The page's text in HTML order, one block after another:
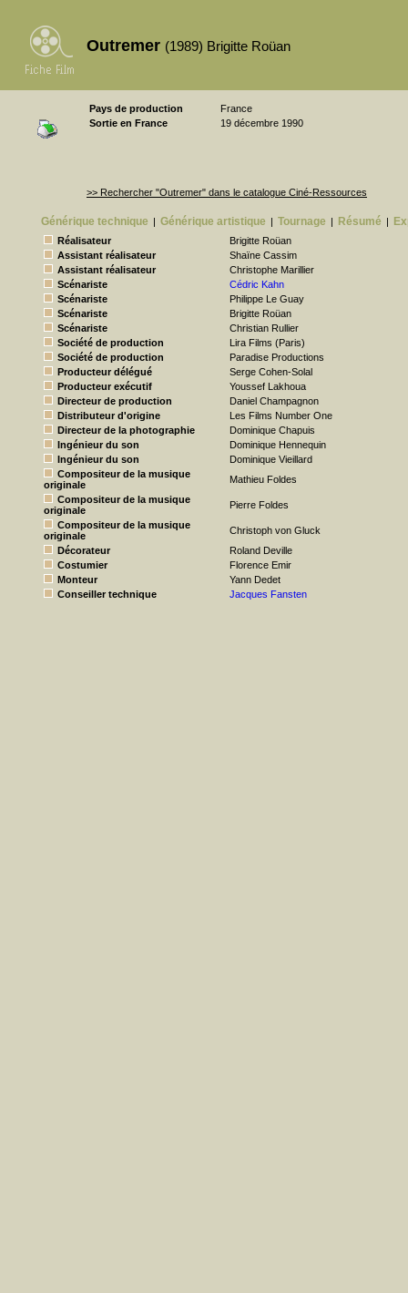
Outremer (1989) Brigitte Roüan
Pays de production
France
Sortie en France
19 décembre 1990
>> Rechercher "Outremer" dans le catalogue Ciné-Ressources
Générique technique | Générique artistique | Tournage | Résumé |
Réalisateur
Brigitte Roüan
Assistant réalisateur
Shaïne Cassim
Assistant réalisateur
Christophe Marillier
Scénariste
Cédric Kahn
Scénariste
Philippe Le Guay
Scénariste
Brigitte Roüan
Scénariste
Christian Rullier
Société de production
Lira Films (Paris)
Société de production
Paradise Productions
Producteur délégué
Serge Cohen-Solal
Producteur exécutif
Youssef Lakhoua
Directeur de production
Daniel Champagnon
Distributeur d'origine
Les Films Number One
Directeur de la photographie
Dominique Chapuis
Ingénieur du son
Dominique Hennequin
Ingénieur du son
Dominique Vieillard
Compositeur de la musique
originale
Mathieu Foldes
Compositeur de la musique
originale
Pierre Foldes
Compositeur de la musique
originale
Christoph von Gluck
Décorateur
Roland Deville
Costumier
Florence Emir
Monteur
Yann Dedet
Conseiller technique
Jacques Fansten